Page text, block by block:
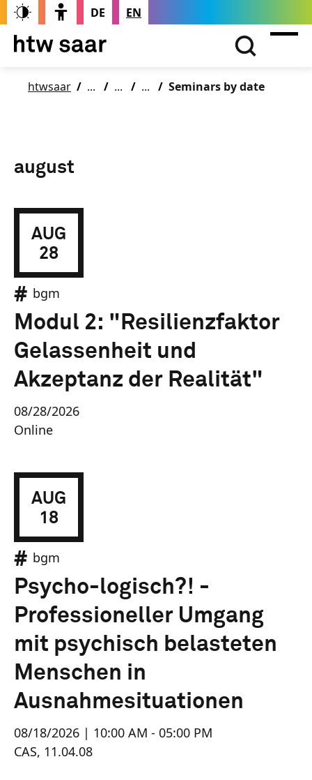
DE EN
htwsaar Seminars by date
august
AUG
28
bgm
Modul 2: "Resilienzfaktor
Gelassenheit und
Akzeptanz der Realität"
08/28/2026
Online
AUG
18
bgm
Psycho-logisch?! -
Professioneller Umgang
mit psychisch belasteten
Menschen in
Ausnahmesituationen
08/18/2026 | 10:00 AM - 05:00 PM
CAS, 11.04.08